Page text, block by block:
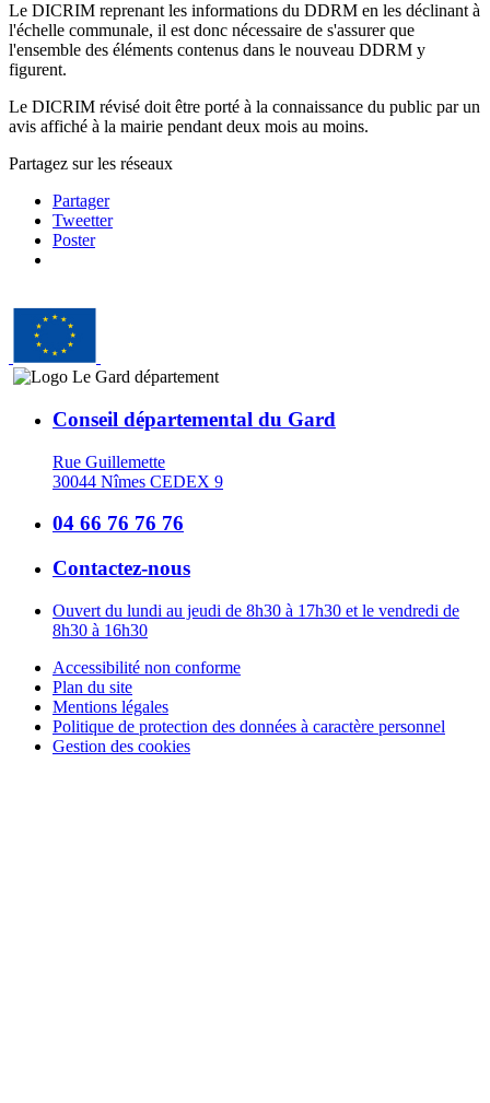
Le DICRIM reprenant les informations du DDRM en les déclinant à
l'échelle communale, il est donc nécessaire de s'assurer que
l'ensemble des éléments contenus dans le nouveau DDRM y
figurent.
Le DICRIM révisé doit être porté à la connaissance du public par un
avis affiché à la mairie pendant deux mois au moins.
Partagez sur les réseaux
Partager
Tweetter
Poster
Conseil départemental du Gard
Rue Guillemette
30044 Nîmes CEDEX 9
04 66 76 76 76
Contactez-nous
Ouvert du lundi au jeudi de 8h30 à 17h30 et le vendredi de
8h30 à 16h30
Accessibilité non conforme
Plan du site
Mentions légales
Politique de protection des données à caractère personnel
Gestion des cookies